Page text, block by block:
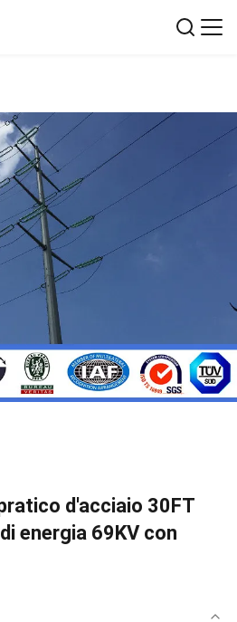
d'acciaio 30FT
energia 69KV con